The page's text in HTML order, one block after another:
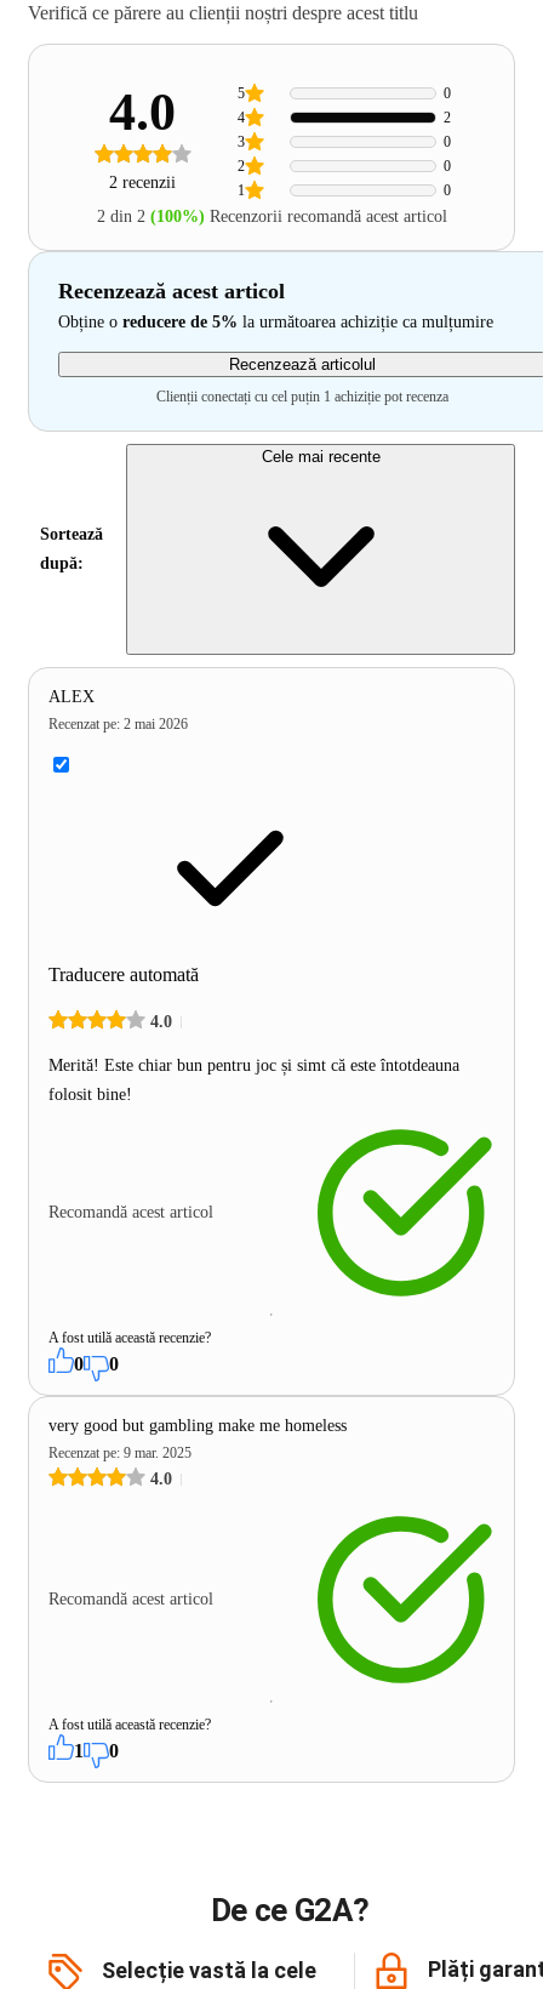
Verifică ce părere au clienții noștri despre acest titlu
4.0
2 recenzii 1 0
2 0
3 0
4 2
5 0
2 din 2 (100%) Recenzorii recomandă acest articol
Recenzează acest articol
Obține o reducere de 5% la următoarea achiziție ca mulțumire
Recenzează articolul
Clienții conectați cu cel puțin 1 achiziție pot recenza
Sortează
după:
Cele mai recente
ALEX
Recenzat pe: 2 mai 2026
Traducere automată
4.0
Merită! Este chiar bun pentru joc și simt că este întotdeauna
folosit bine!
Recomandă acest articol
A fost utilă această recenzie?
0 0
very good but gambling make me homeless
Recenzat pe: 9 mar. 2025
4.0
Recomandă acest articol
A fost utilă această recenzie?
1 0
De ce G2A?
Selecție vastă la cele Plăți